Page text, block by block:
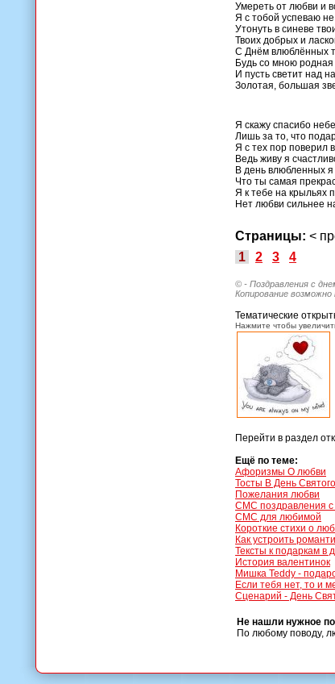
Умереть от любви и
Я с тобой успеваю
Утонуть в синеве
Твоих добрых и
С Днём влюблённых
Будь со мною родная
И пусть светит над
Золотая, большая
Я скажу спасибо
Лишь за то, что
Я с тех пор поверил
Ведь живу я
В день влюбленных я
Что ты самая
Я к тебе на крыльях
Нет любви сильнее
Страницы: <
1
2 3 4
© - Поздравления с
Копирование
Тематические
Нажмите чтобы
Перейти в раздел
Ещё по теме:
Афоризмы О любви
Тосты В День
Пожелания любви
СМС поздравления
СМС для любимой
Короткие стихи о
Как устроить
Тексты к подаркам в
История валентинок
Мишка Teddy -
Если тебя нет, то и
Сценарий - День
Не нашли нужное
По любому поводу,